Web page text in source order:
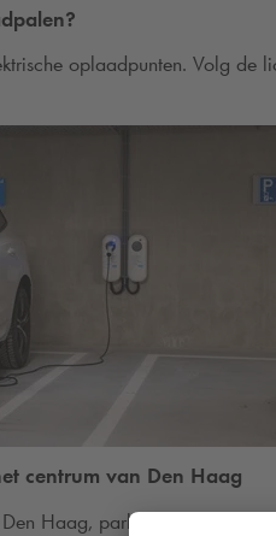
oplaadpunten. Volg de
centrum van Den Haag
Haag, parkeer dan